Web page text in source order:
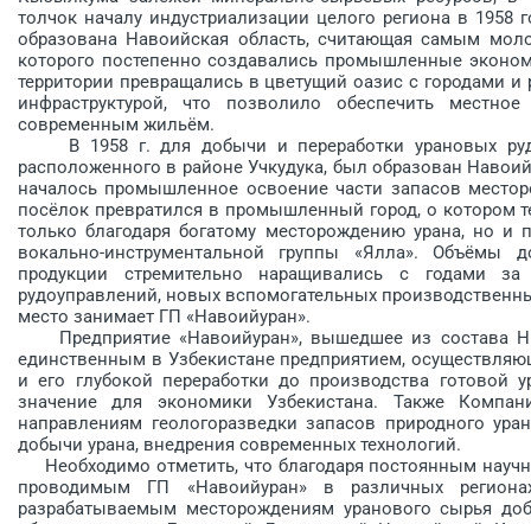
толчок началу индустриализации целого региона в
образована Навоийская область, считающая самым
которого постепенно создавались промышленные
территории превращались в цветущий оазис с городами
инфраструктурой, что позволило обеспечить
современным жильём.
В 1958 г. для добычи и переработки урановых руд,
расположенного в районе Учкудука, был образован
началось промышленное освоение части запасов
посёлок превратился в промышленный город, о котором
только благодаря богатому месторождению урана, но и
вокально-инструментальной группы «Ялла».
продукции стремительно наращивались с годами
рудоуправлений, новых вспомогательных
место занимает ГП «Навоийуран».
Предприятие «Навоийуран», вышедшее из состава
единственным в Узбекистане предприятием,
и его глубокой переработки до производства готовой
значение для экономики Узбекистана. Также
направлениям геологоразведки запасов природного
добычи урана, внедрения современных техно­логий.
Необходимо отметить, что благодаря постоянным
проводимым ГП «Навоийуран» в различных
разрабатываемым месторождениям уранового сырья